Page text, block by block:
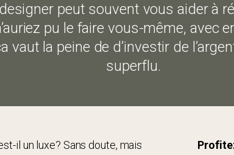
peut souvent vous aider à
pu le faire vous-même, avec
la peine de d’investir de
superflu.
il un luxe? Sans doute, mais